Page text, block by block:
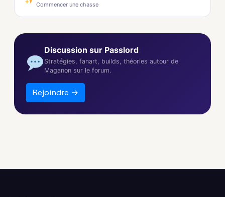
Commencer une chasse
Discussion sur Passlord
Stratégies, fanart, builds, théories autour de
Maganon sur le forum.
Rejoindre →